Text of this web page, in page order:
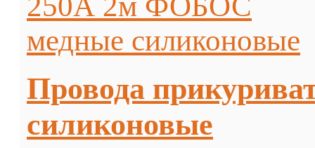
Провода
силиконовые